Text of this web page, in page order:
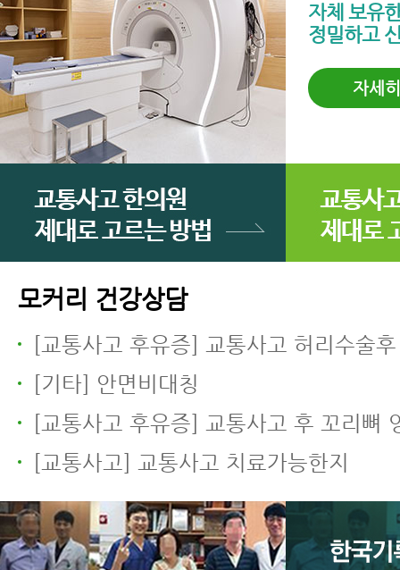
자체 보유
정밀하고
자세
모커리 건강상담
[교통사고 후유증] 교통사고 허리수술후 다리저림과
[기타] 안면비대칭
[교통사고 후유증] 교통사고 후 꼬리뼈
[교통사고] 교통사고 치료가능한지